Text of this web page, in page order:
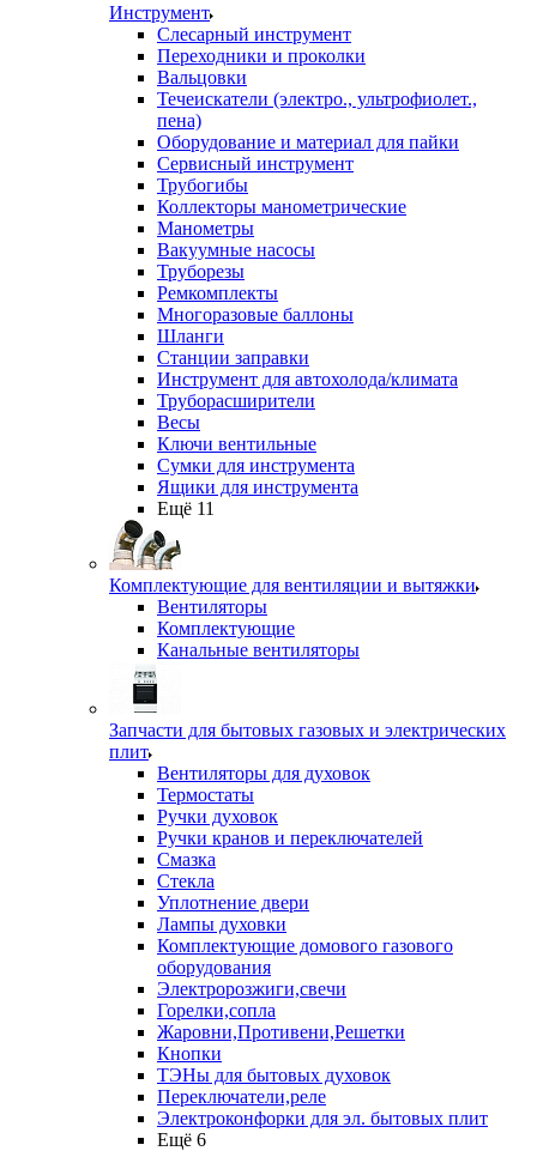
Инструмент
Слесарный инструмент
Переходники и проколки
Вальцовки
Течеискатели (электро., ультрофиолет.,
пена)
Оборудование и материал для пайки
Сервисный инструмент
Трубогибы
Коллекторы манометрические
Манометры
Вакуумные насосы
Труборезы
Ремкомплекты
Многоразовые баллоны
Шланги
Станции заправки
Инструмент для автохолода/климата
Труборасширители
Весы
Ключи вентильные
Сумки для инструмента
Ящики для инструмента
Ещё 11
Комплектующие для вентиляции и вытяжки
Вентиляторы
Комплектующие
Канальные вентиляторы
Запчасти для бытовых газовых и электрических
плит
Вентиляторы для духовок
Термостаты
Ручки духовок
Ручки кранов и переключателей
Смазка
Стекла
Уплотнение двери
Лампы духовки
Комплектующие домового газового
оборудования
Электророзжиги,свечи
Горелки,сопла
Жаровни,Противени,Решетки
Кнопки
ТЭНы для бытовых духовок
Переключатели,реле
Электроконфорки для эл. бытовых плит
Ещё 6